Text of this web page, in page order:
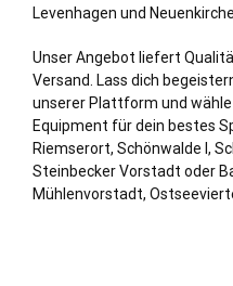
Levenhagen und
Unser Angebot liefert
Versand. Lass dich
unserer Plattform und
Equipment für dein bestes
Riemserort, Schönwalde I,
Steinbecker Vorstadt oder
Mühlenvorstadt,